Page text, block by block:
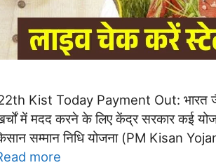
Kist Today Payment Out: भारत
में मदद करने के लिए केंद्र सरकार कई
सम्मान निधि योजना (PM Kisan
more